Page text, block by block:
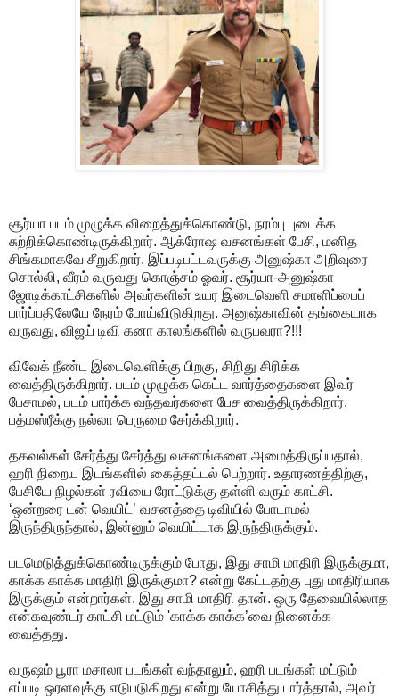
சூர்யா படம் முழுக்க விறைத்துக்கொண்டு, நரம்பு புடைக்க
சுற்றிக்கொண்டிருக்கிறார். ஆக்ரோஷ வசனங்கள் பேசி, மனித
சிங்கமாகவே சீறுகிறார். இப்படிபட்டவருக்கு அனுஷ்கா அறிவுரை
சொல்லி, வீரம் வருவது கொஞ்சம் ஓவர். சூர்யா-அனுஷ்கா
ஜோடிக்காட்சிகளில் அவர்களின் உயர இடைவெளி சமாளிப்பைப்
பார்ப்பதிலேயே நேரம் போய்விடுகிறது. அனுஷ்காவின் தங்கையாக
வருவது, விஜய் டிவி கனா காலங்களில் வருபவரா?!!!
விவேக் நீண்ட இடைவெளிக்கு பிறகு, சிறிது சிரிக்க
வைத்திருக்கிறார். படம் முழுக்க கெட்ட வார்த்தைகளை இவர்
பேசாமல், படம் பார்க்க வந்தவர்களை பேச வைத்திருக்கிறார்.
பத்மஸ்ரீக்கு நல்லா பெருமை சேர்க்கிறார்.
தகவல்கள் சேர்த்து சேர்த்து வசனங்களை அமைத்திருப்பதால்,
ஹரி நிறைய இடங்களில் கைத்தட்டல் பெற்றார். உதாரணத்திற்கு,
பேசியே நிழல்கள் ரவியை ரோட்டுக்கு தள்ளி வரும் காட்சி.
‘ஒன்றரை டன் வெயிட்’ வசனத்தை டிவியில் போடாமல்
இருந்திருந்தால், இன்னும் வெயிட்டாக இருந்திருக்கும்.
படமெடுத்துக்கொண்டிருக்கும் போது, இது சாமி மாதிரி இருக்குமா,
காக்க காக்க மாதிரி இருக்குமா? என்று கேட்டதற்கு புது மாதிரியாக
இருக்கும் என்றார்கள். இது சாமி மாதிரி தான். ஒரு தேவையில்லாத
என்கவுண்டர் காட்சி மட்டும் 'காக்க காக்க’வை நினைக்க
வைத்தது.
வருஷம் பூரா மசாலா படங்கள் வந்தாலும், ஹரி படங்கள் மட்டும்
எப்படி ஒரளவுக்கு எடுபடுகிறது என்று யோசித்து பார்த்தால், அவர்